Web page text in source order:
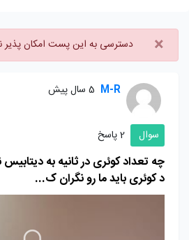
× دسترسی به این پست امکان پذیر
M-R 5 سال پیش
سوال 2 پاسخ
چه تعداد کوئری در ثانیه به
د کوئری باید ما رو نگران ک...